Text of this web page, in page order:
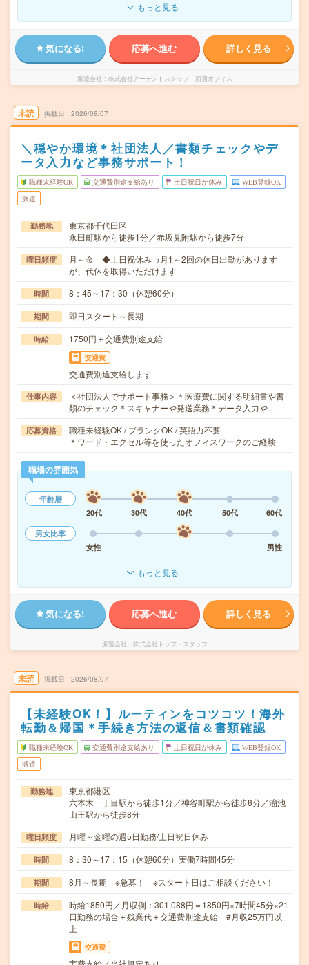
もっと見る
気になる! 応募へ進む 詳しく見る
派遣会社 株式会社アーデントスタッフ 新宿オフィス
未読 掲載日 2026/08/07
＼穏やか環境＊社団法人／書類チェックやデ
ータ入力など事務サポート！
職種未経験OK 交通費別途支給あり 土日祝日が休み WEB登録OK
派遣
勤務地
東京都千代田区
永田町駅から徒歩1分／赤坂見附駅から徒歩7分
曜日頻度
月～金 ◆土日祝休み→月1～2回の休日出勤があります
が、代休を取得いただけます
時間 8：45～17：30（休憩60分）
期間 即日スタート～長期
時給 1750円＋交通費別途支給
交通費
交通費別途支給します
仕事内容
＜社団法人でサポート事務＞＊医療費に関する明細書や書
類のチェック＊スキャナーや発送業務＊データ入力や…
応募資格
職種未経験OK / ブランクOK / 英語力不要
＊ワード・エクセル等を使ったオフィスワークのご経験
職場の雰囲気
年齢層
20代
30代 40代 50代
60代
男女比率
女性
男性
もっと見る
気になる! 応募へ進む 詳しく見る
派遣会社 株式会社トップ・スタッフ
未読 掲載日 2026/08/07
【未経験OK！】ルーティンをコツコツ！海外
転勤＆帰国＊手続き方法の返信＆書類確認
職種未経験OK 交通費別途支給あり 土日祝日が休み WEB登録OK
派遣
勤務地
東京都港区
六本木一丁目駅から徒歩1分／神谷町駅から徒歩8分／溜池
山王駅から徒歩8分
曜日頻度 月曜～金曜の週5日勤務/土日祝日休み
時間 8：30～17：15（休憩60分）実働7時間45分
期間 8月～長期 ※急募！ ※スタート日はご相談ください！
時給
時給1850円／月収例：301,088円＝1850円×7時間45分×21
日勤務の場合＋残業代＋交通費別途支給 #月収25万円以
上
交通費